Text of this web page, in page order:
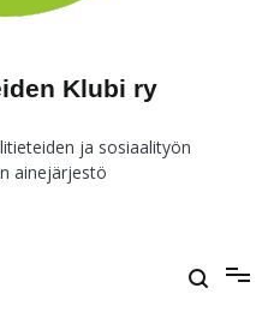
Klubi ry
ja sosiaalityön
ainejärjestö